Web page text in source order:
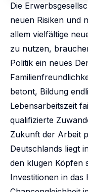
Die
neuen Risiken und
allem vielfältige
zu nutzen,
Politik ein neues
betont, Bildung
Lebensarbeitszeit
qualifizierte
Zukunft der Arbeit
Deutschlands liegt
den klugen Köpfen
Investitionen in das